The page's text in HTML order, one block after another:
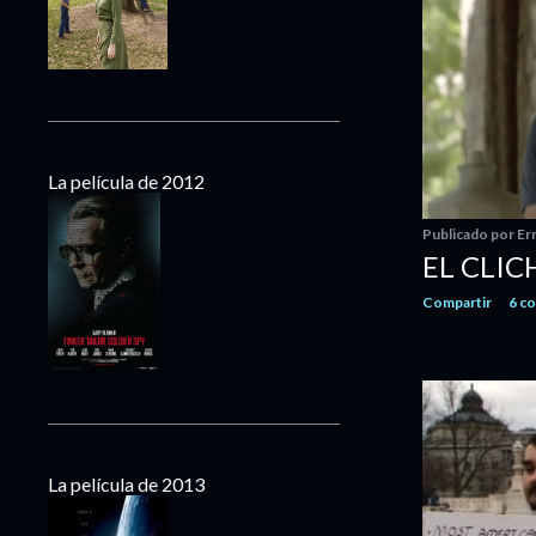
Publicado por
EL
Compartir 6
mayo 13
abril 8
febrero 10
2016 140
diciembre
noviembre
11
octubre
septiembre
agosto
10
11
La película de 2012
La película de 2013